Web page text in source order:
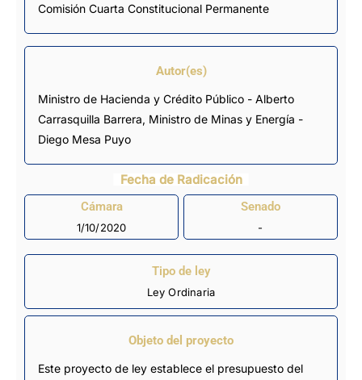
Comisión Cuarta Constitucional Permanente
Autor(es)
Ministro de Hacienda y Crédito Público - Alberto
Carrasquilla Barrera, Ministro de Minas y Energía -
Diego Mesa Puyo
Fecha de Radicación
Cámara
1/10/2020
Senado
-
Tipo de ley
Ley Ordinaria
Objeto del proyecto
Este proyecto de ley establece el presupuesto del